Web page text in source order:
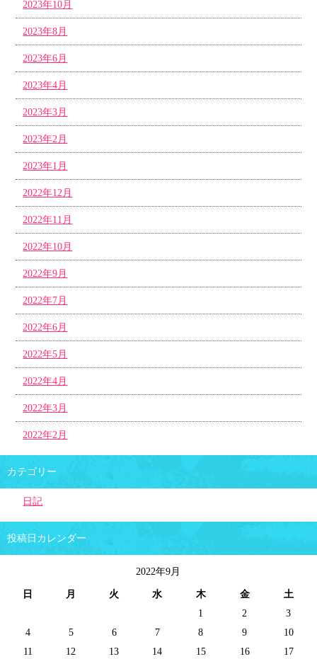
2023年10月
2023年8月
2023年6月
2023年4月
2023年3月
2023年2月
2023年1月
2022年12月
2022年11月
2022年10月
2022年9月
2022年7月
2022年6月
2022年5月
2022年4月
2022年3月
2022年2月
カテゴリー
日記
投稿日カレンダー
2022年9月
日 月 火 水 木 金
土
1
2
3
4
5 6 7 8 9
10
11
12 13 14 15 16 17